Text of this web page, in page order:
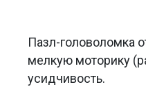
Пазл-головоломка
мелкую моторику
усидчивость.